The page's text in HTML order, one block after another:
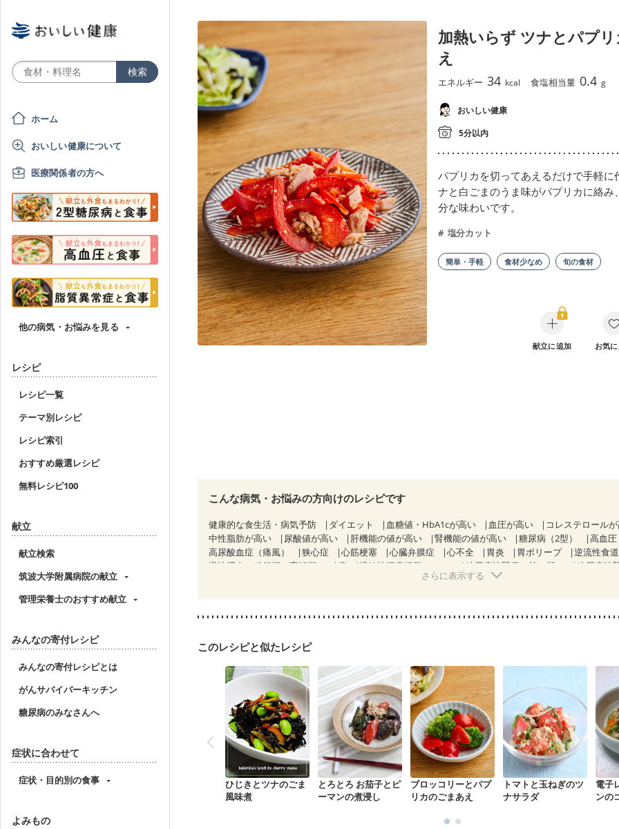
ホーム
おいしい健康について
医療関係者の方へ
他の病気・お悩みを見る
レシピ
レシピ一覧
テーマ別レシピ
レシピ索引
おすすめ厳選レシピ
無料レシピ100
献立
献立検索
筑波大学附属病院の献立
管理栄養士のおすすめ献立
みんなの寄付レシピ
みんなの寄付レシピとは
がんサバイバーキッチン
糖尿病のみなさんへ
症状に合わせて
症状・目的別の食事
よみもの
加熱いらず ツナとパプ
え
エネルギー 34 kcal 食塩相当量 0.4 g
おいしい健康
5分以内
パプリカを切ってあえるだけで手軽に
ナと白ごまのうま味がパプリカに絡み
分な味わいです。
塩分カット
簡単・手軽 食材少なめ 旬の食材
献立に追加 お気
こんな病気・お悩みの方向けのレシピです
健康的な食生活・病気予防 ダイエット 血糖値・HbA1cが高い 血圧が高い
コレステロール
中性脂肪が高い
尿酸値が高い 肝機能の値が高い 腎機能の値が高い 糖尿病（2型） 高血圧
高尿酸血症（痛風）
狭心症 心筋梗塞 心臓弁膜症 心不全 胃炎 胃ポリープ 逆流性食
慢性膵炎（移行期・寛解期）
痔 過敏性腸症候群（IBS） 糖尿病性腎症（第１期）
糖尿病性
CKD（ステージ２）
妊婦健診・体重増加が気になる（初期）
妊婦健診・血圧が気になる（初期）
産後（ミルク）
関節リウマチ
さらに表示する
このレシピと似たレシピ
ひじきとツナのごま
風味煮
とろとろ お茄子とピ
ーマンの煮浸し
ブロッコリーとパプ
リカのごまあえ
トマトと玉ねぎのツ
ナサラダ
電子
ンの